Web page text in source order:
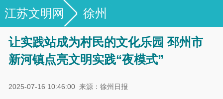
江苏文明网 徐州
让实践站成为村民的文化乐园 邳州市
新河镇点亮文明实践“夜模式”
2025-07-16 10:46:00 来源：徐州日报